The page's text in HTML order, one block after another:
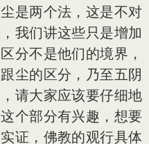
是两个法，这是不对
我们讲这些只是增加
分不是他们的境界，
尘的区分，乃至五阴
请大家应该要仔细地
个部分有兴趣，想要
证，佛教的观行具体